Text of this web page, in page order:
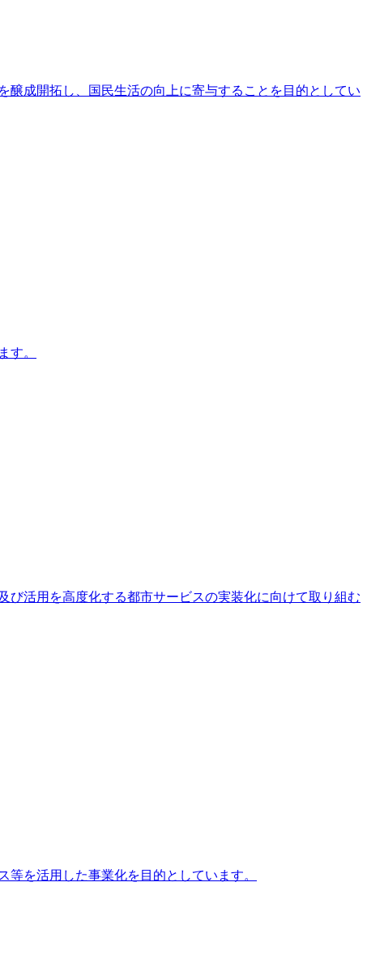
成開拓し、国民生活の向上に寄与することを目的としてい
す。
活用を高度化する都市サービスの実装化に向けて取り組む
を活用した事業化を目的としています。